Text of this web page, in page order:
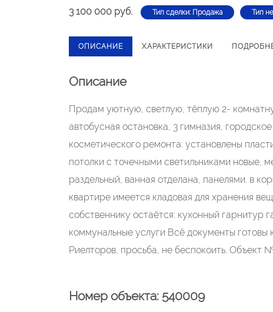
3 100 000 руб. Тип сделки: Продажа Тип
ОПИСАНИЕ ХАРАКТЕРИСТИКИ
Описание
Продам уютную, светлую, тёплую 2-
автобусная остановка, 3 гимназия,
косметического ремонта: установлены
потолки с точечными светильниками новые,
раздельный, ванная отделана, панелями. в
квартире имеется кладовая для хранения
собственнику остаётся: кухонный гарнитур
коммунальные услуги Всё документы
Риелторов, просьба, не беспокоить. Объект
Номер объекта: 540009